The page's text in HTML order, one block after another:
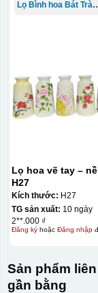
Decal Lọ Bình hoa Bát
Lọ hoa vẽ tay –
H27
Kích thước: H27
TG sản xuất: 10 ngày
2**.000 ₫
Đăng kýhoặc Đăng nhập
Sản phẩm
gần bằng